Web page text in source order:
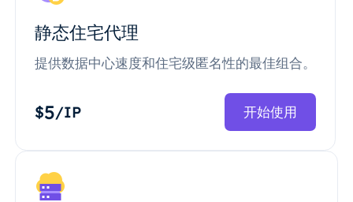
静态住宅代理
提供数据中心速度和住宅级匿名性的最佳组合。
$5/IP 开始使用